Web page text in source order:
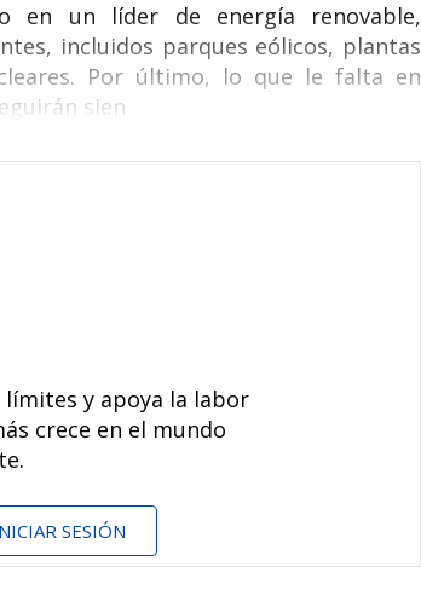
en un líder de energía renovable,
incluidos parques eólicos, plantas
Por último, lo que le falta en
sien
y apoya la labor
crece en el mundo
SESIÓN